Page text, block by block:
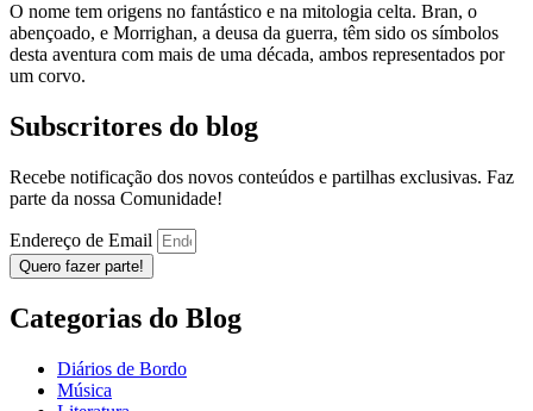
O nome tem origens no fantástico e na mitologia celta. Bran, o
abençoado, e Morrighan, a deusa da guerra, têm sido os símbolos
desta aventura com mais de uma década, ambos representados por
um corvo.
Subscritores do blog
Recebe notificação dos novos conteúdos e partilhas exclusivas. Faz
parte da nossa Comunidade!
Endereço de Email
Quero fazer parte!
Categorias do Blog
Diários de Bordo
Música